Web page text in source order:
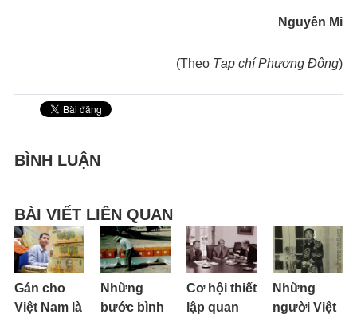
Nguyên Mi
(Theo Tạp chí Phương Đông)
BÌNH LUẬN
BÀI VIẾT LIÊN QUAN
Gán cho
Việt Nam là
Những
bước bình
Cơ hội thiết
lập quan
Những
người Việt